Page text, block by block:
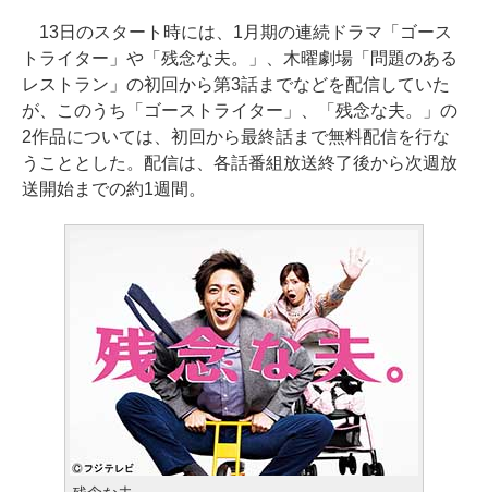
13日のスタート時には、1月期の連続ドラマ「ゴース
トライター」や「残念な夫。」、木曜劇場「問題のある
レストラン」の初回から第3話までなどを配信していた
が、このうち「ゴーストライター」、「残念な夫。」の
2作品については、初回から最終話まで無料配信を行な
うこととした。配信は、各話番組放送終了後から次週放
送開始までの約1週間。